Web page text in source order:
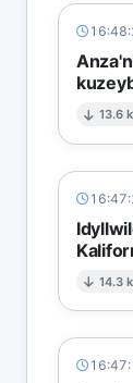
13.6
14.3